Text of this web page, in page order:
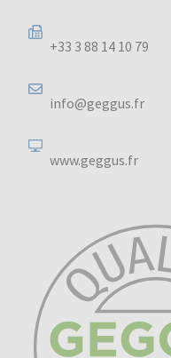
+33 3 88 14 10 79
info@geggus.fr
www.geggus.fr